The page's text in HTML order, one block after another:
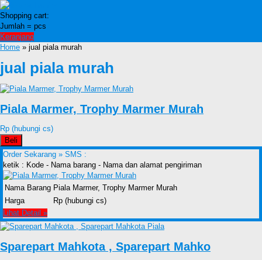
Shopping cart:
Jumlah = pcs
Keranjang
Home » jual piala murah
jual piala murah
Piala Marmer, Trophy Marmer Murah
Rp (hubungi cs)
Beli
Order Sekarang » SMS :
ketik : Kode - Nama barang - Nama dan alamat pengiriman
Nama Barang Piala Marmer, Trophy Marmer Murah
Harga
Rp (hubungi cs)
Lihat Detail »
Sparepart Mahkota , Sparepart Mahko